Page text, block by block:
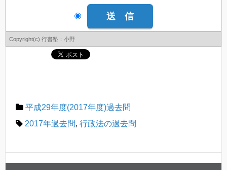
Copyright(c) 行書塾：小野
平成29年度(2017年度)過去問
2017年過去問, 行政法の過去問